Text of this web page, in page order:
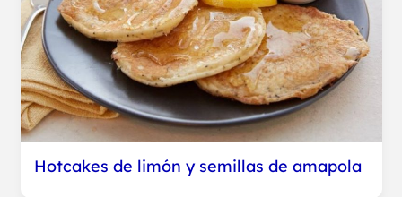
Hotcakes de limón y semillas de amapola